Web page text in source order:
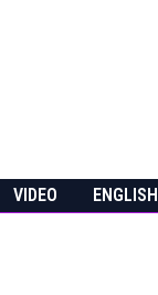
VIDEO ENGLISH